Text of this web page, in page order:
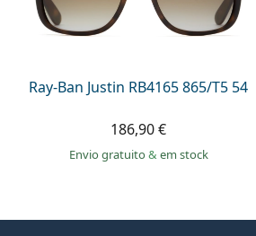
Ray-Ban Justin RB4165 865/T5 54
186,90 €
Envio gratuito& em stock